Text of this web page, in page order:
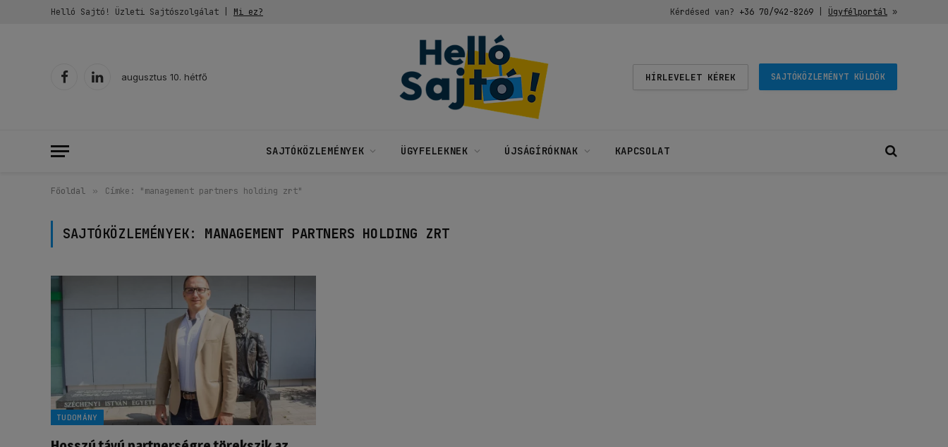
Helló Sajtó! Üzleti Sajtószolgálat | Mi ez? Kérdésed van? +36 70/942-8269| Ügyfélportál»
FacebookLinkedIn
augusztus 10. hétfő HÍRLEVELET KÉREK SAJTÓKÖZLEMÉNYT KÜLDÖK
SAJTÓKÖZLEMÉNYEK ÜGYFELEKNEK ÚJSÁGÍRÓKNAK KAPCSOLAT
Főoldal » Címke: "management partners holding zrt"
SAJTÓKÖZLEMÉNYEK: MANAGEMENT PARTNERS HOLDING ZRT
TUDOMÁNY